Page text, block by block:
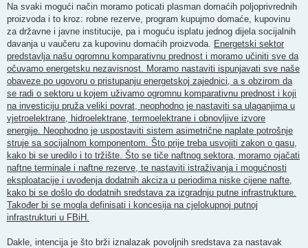
Na svaki mogući način moramo poticati plasman domaćih poljoprivrednih
proizvoda i to kroz: robne rezerve, program kupujmo domaće, kupovinu
za državne i javne institucije, pa i moguću isplatu jednog dijela socijalnih
davanja u vaučeru za kupovinu domaćih proizvoda. Energetski sektor
predstavlja našu ogromnu komparativnu prednost i moramo učiniti sve da
očuvamo energetsku nezavisnost. Moramo nastaviti ispunjavati sve naše
obaveze po ugovoru o pristupanju energetskoj zajednici, a s obzirom da
se radi o sektoru u kojem uživamo ogromnu komparativnu prednost i koji
na investiciju pruža veliki povrat, neophodno je nastaviti sa ulaganjima u
vjetroelektrane, hidroelektrane, termoelektrane i obnovljive izvore
energije. Neophodno je uspostaviti sistem asimetrične naplate potrošnje
struje sa socijalnom komponentom. Što prije treba usvojiti zakon o gasu,
kako bi se uredilo i to tržište. Što se tiče naftnog sektora, moramo ojačati
naftne terminale i naftne rezerve, te nastaviti istraživanja i mogućnosti
eksploatacije i uvođenja dodatnih akciza u periodima niske cijene nafte,
kako bi se došlo do dodatnih sredstava za izgradnju putne infrastrukture.
Također bi se mogla definisati i koncesija na cjelokupnoj putnoj
infrastrukturi u FBiH.
Dakle, intencija je što brži iznalazak povoljnih sredstava za nastavak